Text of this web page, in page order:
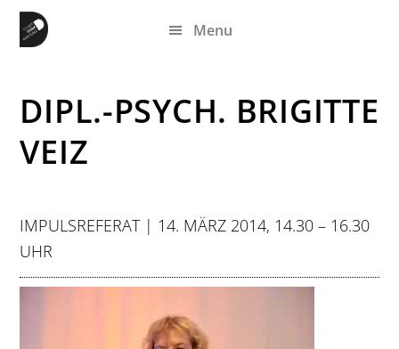
Zum
Inhalt
Zur
Seitenspalte
Zur
Fußzeile
Menu
DIPL.-PSYCH. BRIGITTE
VEIZ
IMPULSREFERAT | 14. MÄRZ 2014, 14.30 – 16.30
UHR